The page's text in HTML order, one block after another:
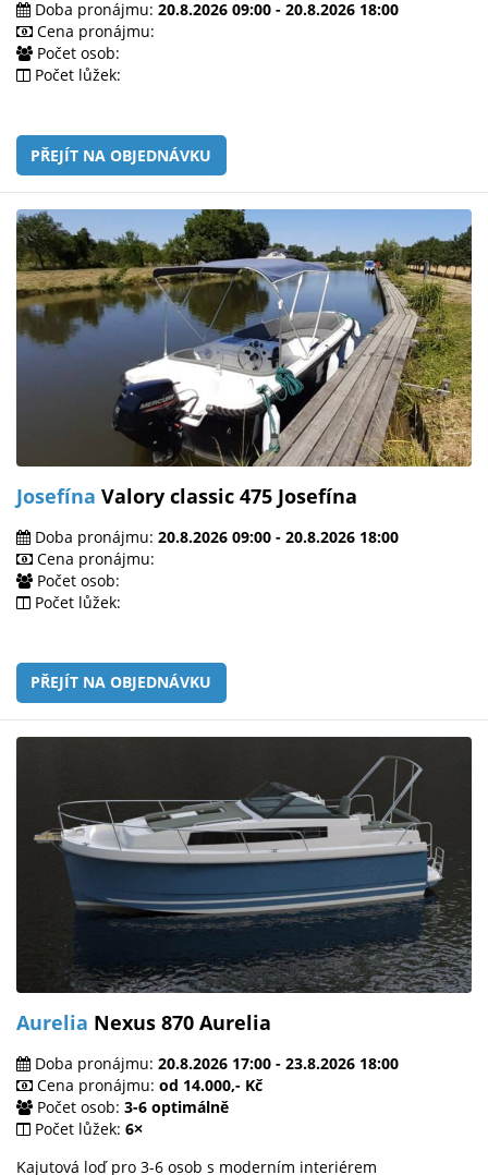
Doba pronájmu: 20.8.2026 09:00 - 20.8.2026 18:00
Cena pronájmu:
Počet osob:
Počet lůžek:
PŘEJÍT NA OBJEDNÁVKU
Josefína Valory classic 475 Josefína
Doba pronájmu: 20.8.2026 09:00 - 20.8.2026 18:00
Cena pronájmu:
Počet osob:
Počet lůžek:
PŘEJÍT NA OBJEDNÁVKU
Aurelia Nexus 870 Aurelia
Doba pronájmu: 20.8.2026 17:00 - 23.8.2026 18:00
Cena pronájmu: od 14.000,- Kč
Počet osob: 3-6 optimálně
Počet lůžek: 6×
Kajutová loď pro 3-6 osob s moderním interiérem